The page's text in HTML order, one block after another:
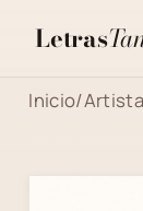
Letras
Inicio/